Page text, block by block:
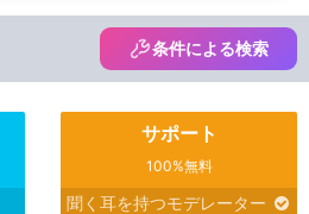
条件による検索
サポート
100%無料
聞く耳を持つモデレーター